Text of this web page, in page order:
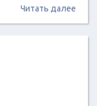
Читать далее